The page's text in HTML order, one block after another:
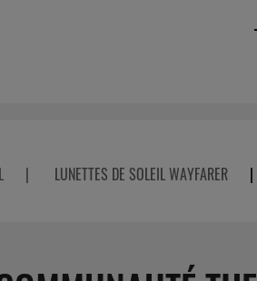
| LUNETTES DE SOLEIL WAYFARER |